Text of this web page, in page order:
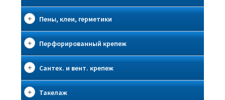
Пены, клеи, герметики
Перфорированный крепеж
Сантех. и вент. крепеж
Такелаж